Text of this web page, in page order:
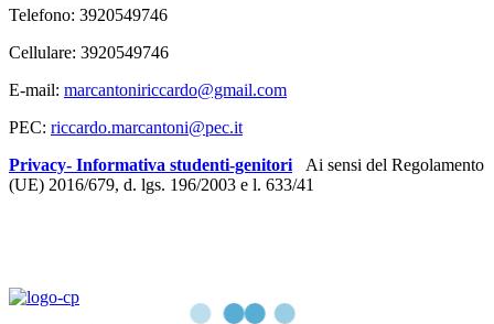
Telefono: 3920549746
Cellulare: 3920549746
E-mail: marcantoniriccardo@gmail.com
PEC: riccardo.marcantoni@pec.it
Privacy- Informativa studenti-genitori
Ai sensi del Regolamento
(UE) 2016/679, d. lgs. 196/2003 e l. 633/41